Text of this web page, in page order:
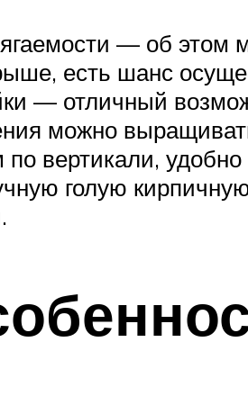
— об этом
есть шанс
— отличный
можно
вертикали, удобно
голую